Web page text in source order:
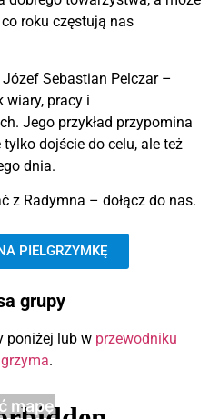
roku częstują nas
Sebastian Pelczar –
wiary, pracy i
Jego przykład przypomina
dojście do celu, ale też
dnia.
z Radymna – dołącz do nas.
PIELGRZYMKĘ
grupy
poniżej lub w przewodniku
.
mapę